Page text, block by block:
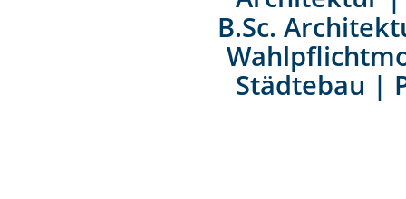
B.Sc.
Städtebau |